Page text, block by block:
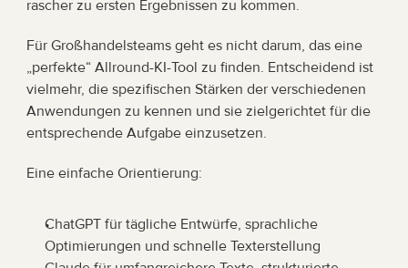
rascher zu ersten Ergebnissen zu kommen.
Für Großhandelsteams geht es nicht darum, das eine
„perfekte“ Allround-KI-Tool zu finden. Entscheidend ist
vielmehr, die spezifischen Stärken der verschiedenen
Anwendungen zu kennen und sie zielgerichtet für die
entsprechende Aufgabe einzusetzen.
Eine einfache Orientierung:
ChatGPT für tägliche Entwürfe, sprachliche
Optimierungen und schnelle Texterstellung